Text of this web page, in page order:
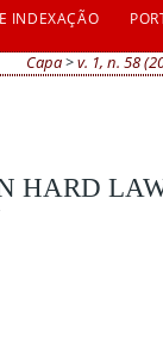
INDEXAÇÃO
Capa>v. 1, n. 58
HARD